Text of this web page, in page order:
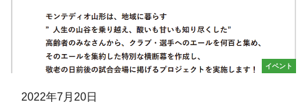
イベント
2022年7月20日